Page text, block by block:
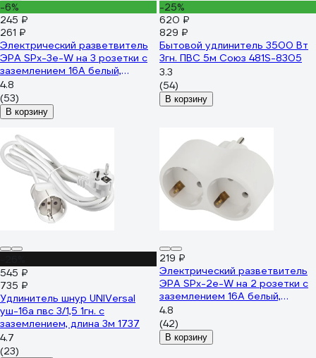
-6%
245 ₽
261 ₽
Электрический разветвитель
ЭРА SPx-3e-W на 3 розетки с
заземлением 16А белый,
Б0053479
4.8
(53)
В корзину
-25%
620 ₽
829 ₽
Бытовой удлинитель 3500 Вт
3гн. ПВС 5м Союз 481S-8305
3.3
(54)
В корзину
545 ₽
735 ₽
Удлинитель шнур UNIVersal
уш-16а пвс 3/1,5 1гн. с
заземлением, длина 3м 1737
4.7
(23)
219 ₽
Электрический разветвитель
ЭРА SPx-2e-W на 2 розетки с
заземлением 16А белый,
Б0053478
4.8
(42)
В корзину